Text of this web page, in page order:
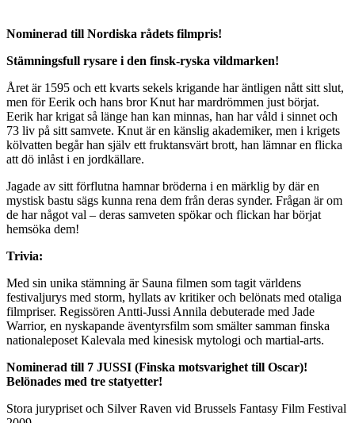
Nominerad till Nordiska rådets filmpris!
Stämningsfull rysare i den finsk-ryska vildmarken!
Året är 1595 och ett kvarts sekels krigande har äntligen nått sitt slut,
men för Eerik och hans bror Knut har mardrömmen just börjat.
Eerik har krigat så länge han kan minnas, han har våld i sinnet och
73 liv på sitt samvete. Knut är en känslig akademiker, men i krigets
kölvatten begår han själv ett fruktansvärt brott, han lämnar en flicka
att dö inlåst i en jordkällare.
Jagade av sitt förflutna hamnar bröderna i en märklig by där en
mystisk bastu sägs kunna rena dem från deras synder. Frågan är om
de har något val – deras samveten spökar och flickan har börjat
hemsöka dem!
Trivia:
Med sin unika stämning är Sauna filmen som tagit världens
festivaljurys med storm, hyllats av kritiker och belönats med otaliga
filmpriser. Regissören Antti-Jussi Annila debuterade med Jade
Warrior, en nyskapande äventyrsfilm som smälter samman finska
nationaleposet Kalevala med kinesisk mytologi och martial-arts.
Nominerad till 7 JUSSI (Finska motsvarighet till Oscar)!
Belönades med tre statyetter!
Stora jurypriset och Silver Raven vid Brussels Fantasy Film Festival